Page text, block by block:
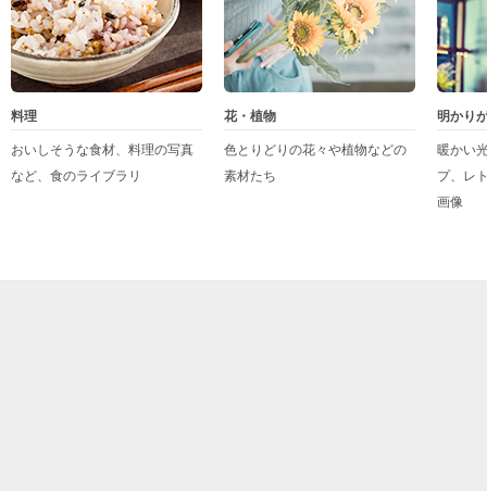
料理
おいしそうな食材、料理の写真
など、食のライブラリ
花・植物
色とりどりの花々や植物などの
素材たち
明かり
暖かい
プ、レ
画像